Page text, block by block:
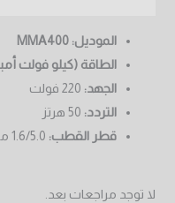
الموديل: MMA400
الطاقة (كيلو فولت
الجهد:
التردد:
قطر القطب:
لا توجد مراجعات بعد.